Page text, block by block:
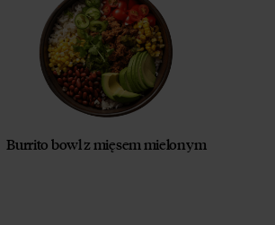
Burrito bowl z mięsem mielonym